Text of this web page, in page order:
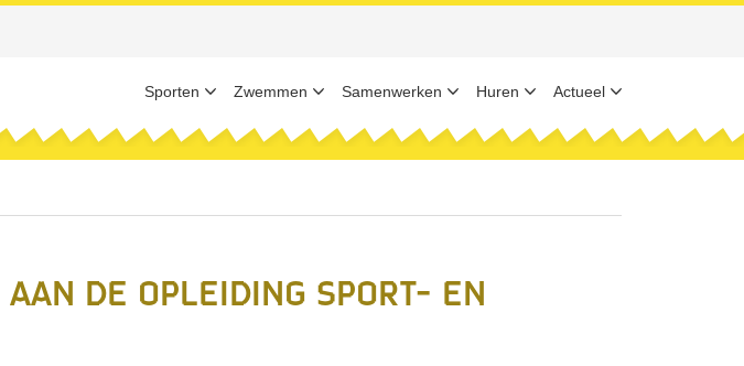
Sporten Zwemmen Samenwerken Huren Actueel
de opleiding Sport- en